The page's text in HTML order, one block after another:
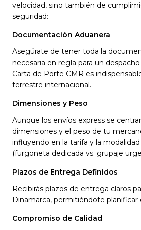
velocidad, sino también de
seguridad:
Documentación Aduanera
Asegúrate de tener toda la
necesaria en regla para un
Carta de Porte CMR es
terrestre internacional.
Dimensiones y Peso
Aunque los envíos express se
dimensiones y el peso de tu
influyendo en la tarifa y la
(furgoneta dedicada vs. grupaje
Plazos de Entrega Definidos
Recibirás plazos de entrega claros
Dinamarca, permitiéndote planificar
Compromiso de Calidad